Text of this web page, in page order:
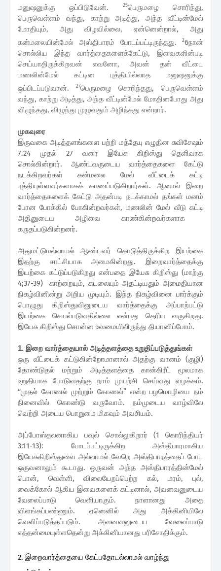
மனுஷனுக்கு ஒப்பிடுவேன்.
25பெருமழை சொரிந்து,
பெருவெள்ளம் வந்து, காற்று அடித்து, அந்த வீட்டின்மேல்
மோதியும், அது விழவில்லை, ஏன்னென்றால், அது
கன்மலையின்மேல் அஸ்திபாரம் போடப்பட்டிருந்தது.
26நான்
சொல்லிய இந்த வார்த்தைகளைக்கேட்டு, இவைகளின்படி
செய்யாதிருக்கிறவன் எவனோ, அவன் தன் வீட்டை
மணலின்மேல் கட்டின புத்தியில்லாத மனுஷனுக்கு
ஒப்பிடப்படுவான்.
27பெருமழை சொரிந்தது, பெருவெள்ளம்
வந்து, காற்று அடித்து, அந்த வீட்டின்மேல் மோதினபோது அது
விழுந்தது, விழுந்து முழுவதும் அழிந்தது என்றார்.
முகவுரை
இருவகை அடித்தளங்களை பற்றி மத்தேயு எழுதின சுவிசேஷம்
7.24 முதல் 27 வரை இயேசு கிறிஸ்து தெளிவாக
சொல்கின்றார். ஆண்டவருடைய வார்த்தைகளை கேட்டு
நடக்கிறவர்கள் கன்மலை மேல் வீட்டைக் கட்டி
புத்தியுள்ளவர்களாகக் காணப்படுகிறார்கள். ஆனால் இறை
வார்த்தைகளைக் கேட்டு அதன்படி நடக்காமல் தங்கள் மனம்
போன போக்கில் போகின்றவர்கள், மணலின் மேல் வீடு கட்டி
அதினுடைய அழிவை காண்கின்றவர்களாக
கருதப்படுகின்றனர்.
அதுமட்டுமல்லாமல் ஆண்டவர் கொடுத்திருக்கிற இயற்கை
இதற்கு சாட்சியாக அமைகின்றது. இறைவார்த்தைக்கு
இயற்கை கட்டுப்படுகிறது என்பதை இயேசு கிறிஸ்து (மாற்கு
4;37-39) காற்றையும், கடலையும் அதட்டியதும் அமைதியான
நிகழ்வினின்று அறிய முடியும். இந்த நிகழ்வினை பார்க்கும்
பொழுது கிறிஸ்துவினுடைய வார்த்தைக்கு அப்பாற்பட்டு
இயற்கை செயல்படுவதில்லை என்பது தெரிய வருகிறது.
இயேசு கிறிஸ்து சொன்ன உவமையிலிருந்து தியானிப்போம்.
1. இறை வார்த்தையால் அடித்தளத்தை உறுதிப்படுத்துங்கள்
ஒரு வீட்டைக் கட்டுகின்றோமானால் அதற்கு வானம் (குழி)
தோண்டுதல் மற்றும் அடித்தளத்தை கான்கிரீட் மூலமாக
உறுதியாக போடுவதற்கு நாம் முயற்சி செய்வது வழக்கம்.
“முதல் கோணல் முற்றும் கோணல்” என்ற பழமொழியை நம்
நினைவில் கொண்டு வருவோம். நம்முடைய வாழ்விலே
வெற்றி அடைய பொறுமை மிகவும் அவசியம்.
அப்போஸ்தலனாகிய பவுல் சொல்லுகிறார் (1 கொரிந்தியர்
3:11-13): போடப்பட்டிருக்கிற அஸ்திபாரமாகிய
இயேசுகிறிஸ்துவை அல்லாமல் வேறெ அஸ்திபாரத்தைப் போட
ஒருவனாலும் கூடாது. ஒருவன் அந்த அஸ்திபாரத்தின்மேல்
பொன், வெள்ளி, விலையேறப்பெற்ற கல், மரம், புல்,
வைக்கோல் ஆகிய இவைகளைக் கட்டினால், அவனவனுடைய
வேலைப்பாடு வெளியாகும். நாளானது அதை
விளங்கப்பண்ணும். ஏனெனில் அது அக்கினியிலே
வெளிப்படுத்தப்படும். அவனவனுடைய வேலைப்பாடு
எத்தன்மையுள்ளதென்று அக்கினியானது பரிசோதிக்கும்.
2. இறைவார்த்தையை கேட்பதோடல்லாமல் வாழ்ந்து